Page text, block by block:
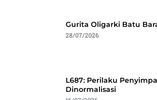
Gurita Oligarki Batu
28/07/2026
L687: Perilaku
Dinormalisasi